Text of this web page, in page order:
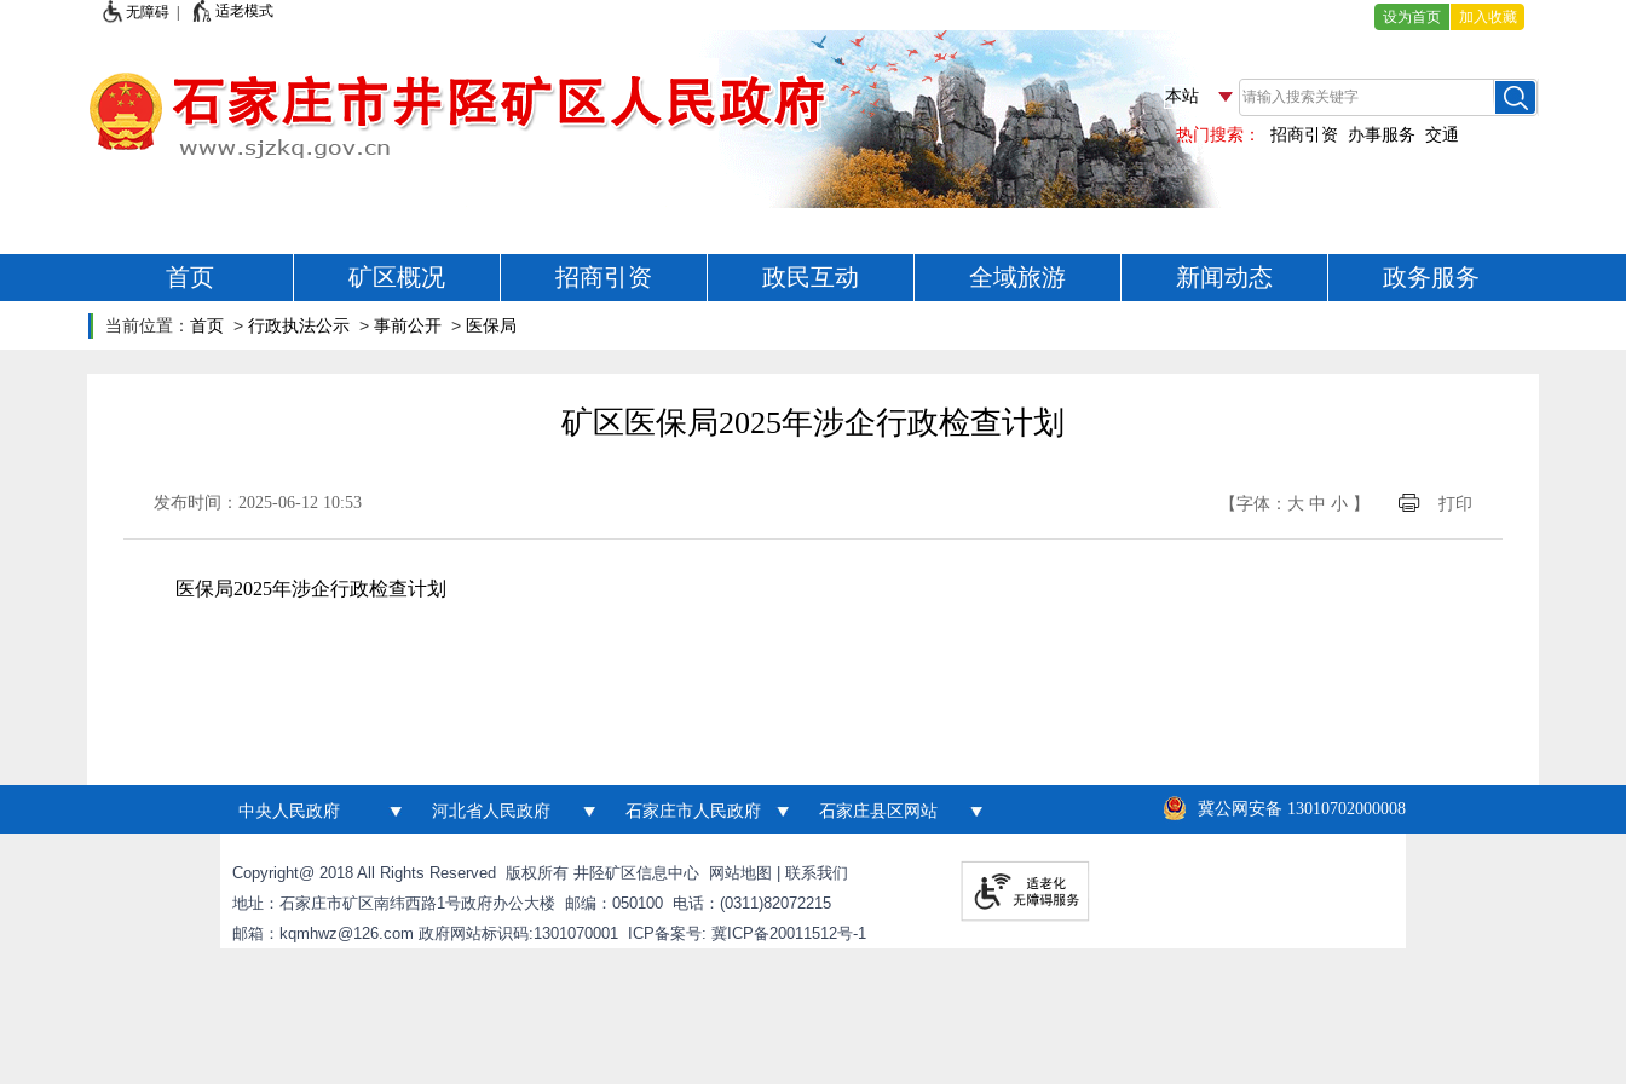
无障碍 | 适老模式 设为首页 加入收藏
首页 矿区概况 招商引资 政民互动 全域旅游 新闻动态 政务服务
当前位置： 首页 > 行政执法公示 > 事前公开 > 医保局
矿区医保局2025年涉企行政检查计划
发布时间：2025-06-12 10:53 【字体： 大 中 小 】 打印
医保局2025年涉企行政检查计划